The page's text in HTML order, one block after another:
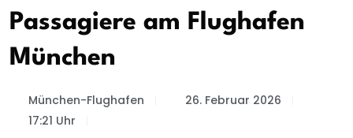
Passagiere am Flughafen
München
München-Flughafen
26. Februar 2026
17:21 Uhr